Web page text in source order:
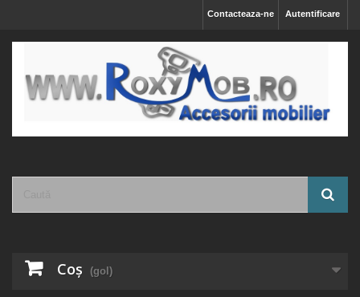
Autentificare
Contacteaza-ne
Coş (gol)